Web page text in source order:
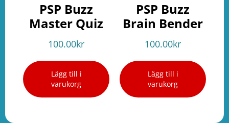
PSP Buzz
Master Quiz
100.00kr
Lägg till i
varukorg
PSP Buzz
Brain Bender
100.00kr
Lägg till i
varukorg